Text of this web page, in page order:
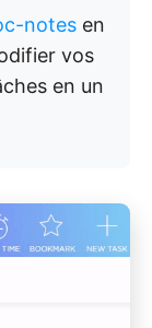
notes en
vos
en un